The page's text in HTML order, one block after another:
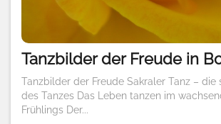
Tanzbilder der Freude in
Tanzbilder der Freude Sakraler Tanz – die
des Tanzes Das Leben tanzen im
Frühlings Der...